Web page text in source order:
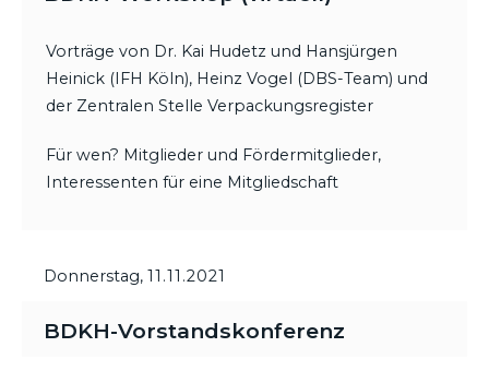
Vorträge von Dr. Kai Hudetz und Hansjürgen
Heinick (IFH Köln), Heinz Vogel (DBS-Team) und
der Zentralen Stelle Verpackungsregister
Für wen? Mitglieder und Fördermitglieder,
Interessenten für eine Mitgliedschaft
Donnerstag, 11.11.2021
BDKH-Vorstandskonferenz